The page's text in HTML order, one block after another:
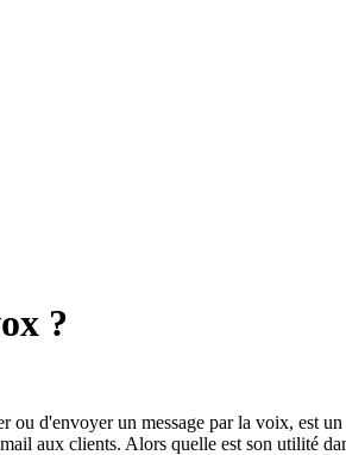
?
d'envoyer un message par la voix, est
aux clients. Alors quelle est son utilité